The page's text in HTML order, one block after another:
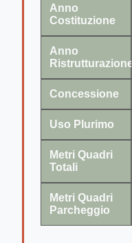
Anno
Costituzione
Anno
Ristrutturazione
Concessione
Uso Plurimo
Metri Quadri
Totali
Metri Quadri
Parcheggio